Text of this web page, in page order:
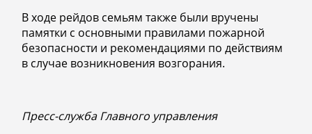
В ходе рейдов семьям также были вручены
памятки с основными правилами пожарной
безопасности и рекомендациями по действиям
в случае возникновения возгорания.
Пресс-служба Главного управления